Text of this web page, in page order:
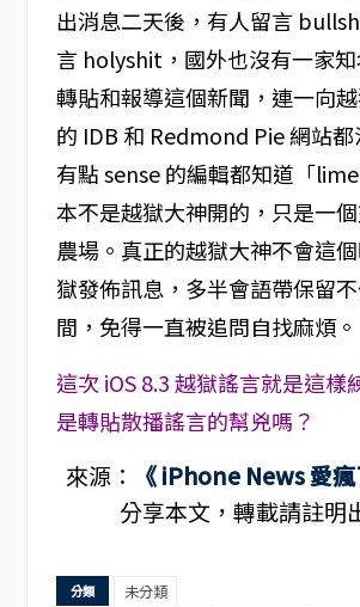
出消息二天後，有人留言
言 holyshit，國外也沒有一家
轉貼和報導這個新聞，連一向
的 IDB 和 Redmond Pie 網站
有點 sense 的編輯都知道「
本不是越獄大神開的，只是一
農場。真正的越獄大神不會這
獄發佈訊息，多半會語帶保留
間，免得一直被追問自找麻煩。
這次 iOS 8.3 越獄謠言就是這樣
是轉貼散播謠言的幫兇嗎？
來源： 《 iPhone News 愛瘋
分享本文，轉載請註明
分類 未分類